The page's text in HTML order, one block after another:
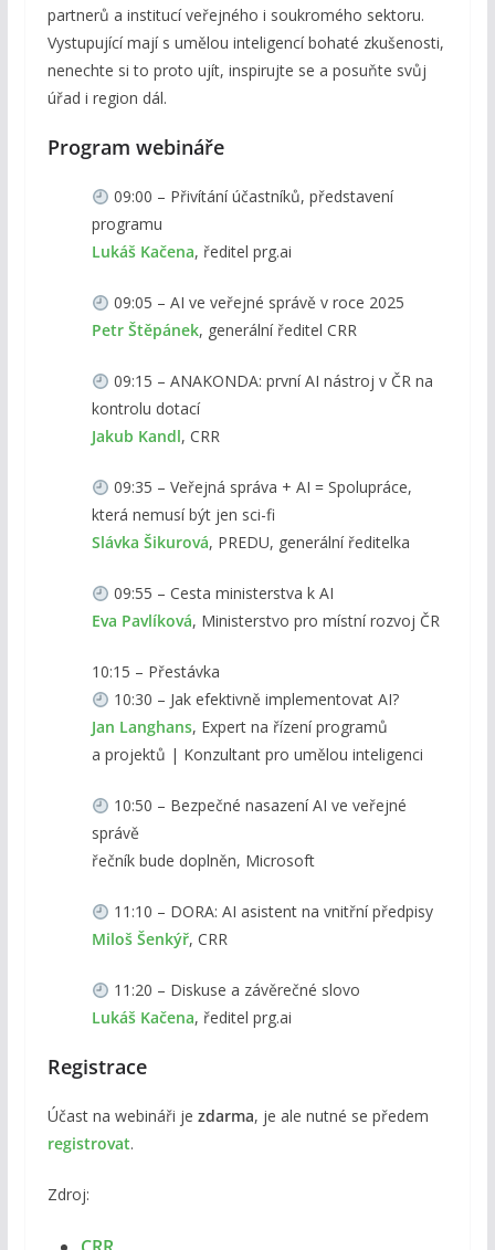
partnerů a institucí veřejného i soukromého sektoru.
Vystupující mají s umělou inteligencí bohaté zkušenosti,
nenechte si to proto ujít, inspirujte se a posuňte svůj
úřad i region dál.
Program webináře
09:00 – Přivítání účastníků, představení
programu
Lukáš Kačena, ředitel prg.ai
09:05 – AI ve veřejné správě v roce 2025
Petr Štěpánek, generální ředitel CRR
09:15 – ANAKONDA: první AI nástroj v ČR na
kontrolu dotací
Jakub Kandl, CRR
09:35 – Veřejná správa + AI = Spolupráce,
která nemusí být jen sci-fi
Slávka Šikurová, PREDU, generální ředitelka
09:55 – Cesta ministerstva k AI
Eva Pavlíková, Ministerstvo pro místní rozvoj ČR
10:15 – Přestávka
10:30 – Jak efektivně implementovat AI?
Jan Langhans, Expert na řízení programů
a projektů | Konzultant pro umělou inteligenci
10:50 – Bezpečné nasazení AI ve veřejné
správě
řečník bude doplněn, Microsoft
11:10 – DORA: AI asistent na vnitřní předpisy
Miloš Šenkýř, CRR
11:20 – Diskuse a závěrečné slovo
Lukáš Kačena, ředitel prg.ai
Registrace
Účast na webináři je zdarma, je ale nutné se předem
registrovat.
Zdroj: